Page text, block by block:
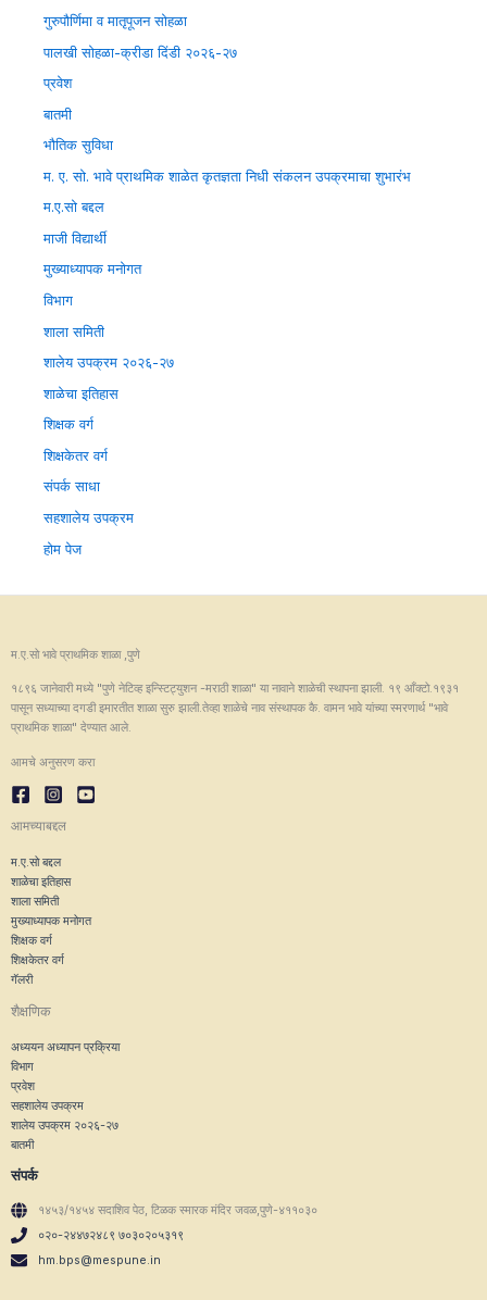
गुरुपौर्णिमा व मातृपूजन सोहळा
पालखी सोहळा-क्रीडा दिंडी २०२६-२७
प्रवेश
बातमी
भौतिक सुविधा
म. ए. सो. भावे प्राथमिक शाळेत कृतज्ञता निधी संकलन उपक्रमाचा शुभारंभ
म.ए.सो बद्दल
माजी विद्यार्थी
मुख्याध्यापक मनोगत
विभाग
शाला समिती
शालेय उपक्रम २०२६-२७
शाळेचा इतिहास
शिक्षक वर्ग
शिक्षकेतर वर्ग
संपर्क साधा
सहशालेय उपक्रम
होम पेज
म.ए.सो भावे प्राथमिक शाळा ,पुणे
१८९६ जानेवारी मध्ये "पुणे नेटिव्ह इन्स्टिट्युशन -मराठी शाळा" या नावाने शाळेची स्थापना झाली. १९ आँक्टो.१९३१
पासून सध्याच्या दगडी इमारतीत शाळा सुरु झाली.तेव्हा शाळेचे नाव संस्थापक कै. वामन भावे यांच्या स्मरणार्थ "भावे
प्राथमिक शाळा" देण्यात आले.
आमचे अनुसरण करा
आमच्याबद्दल
म.ए.सो बद्दल
शाळेचा इतिहास
शाला समिती
मुख्याध्यापक मनोगत
शिक्षक वर्ग
शिक्षकेतर वर्ग
गॅलरी
शैक्षणिक
अध्ययन अध्यापन प्रक्रिया
विभाग
प्रवेश
सहशालेय उपक्रम
शालेय उपक्रम २०२६-२७
बातमी
संपर्क
१४५३/१४५४ सदाशिव पेठ, टिळक स्मारक मंदिर जवळ,पुणे-४११०३०
०२०-२४४७२४८९ ७०३०२०५३१९
hm.bps@mespune.in